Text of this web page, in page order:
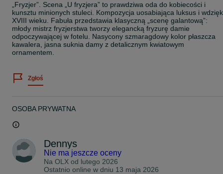
„Fryzjer”. Scena „U fryzjera” to prawdziwa oda do kobiecości i
kunsztu minionych stuleci. Kompozycja uosabiająca luksus i wdzięk
XVIII wieku. Fabuła przedstawia klasyczną „scenę galantową”:
młody mistrz fryzjerstwa tworzy elegancką fryzurę damie
odpoczywającej w fotelu. Nasycony szmaragdowy kolor płaszcza
kawalera, jasna suknia damy z detalicznym kwiatowym
ornamentem.
Zgłoś
OSOBA PRYWATNA
Dennys
Nie ma jeszcze oceny
Na OLX od lutego 2026
Ostatnio online w dniu 13 maja 2026